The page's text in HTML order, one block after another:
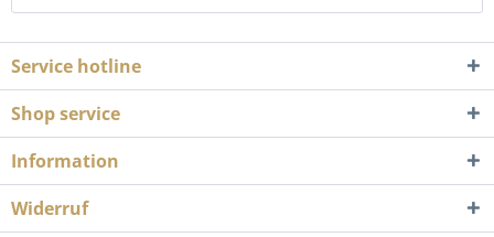
Service hotline
Shop service
Information
Widerruf